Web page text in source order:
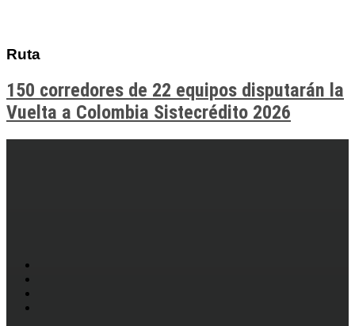
Ruta
150 corredores de 22 equipos disputarán la
Vuelta a Colombia Sistecrédito 2026